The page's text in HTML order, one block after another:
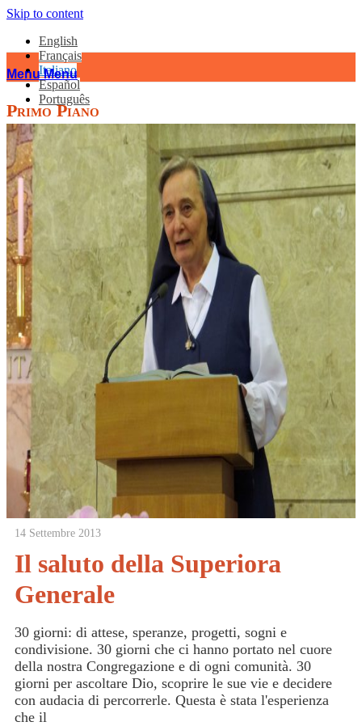
Skip to content
English
Français
Italiano
Español
Português
MenuMenu
Primo Piano
14 Settembre 2013
Il saluto della Superiora
Generale
30 giorni: di attese, speranze, progetti, sogni e
condivisione. 30 giorni che ci hanno portato nel cuore
della nostra Congregazione e di ogni comunità. 30
giorni per ascoltare Dio, scoprire le sue vie e decidere
con audacia di percorrerle. Questa è stata l'esperienza
che il